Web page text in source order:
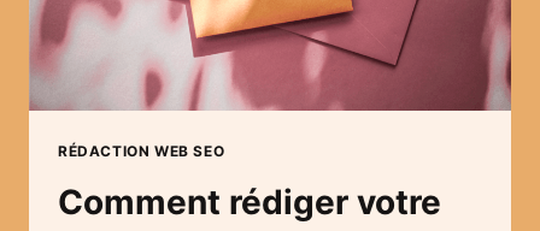
RÉDACTION WEB SEO
Comment rédiger votre